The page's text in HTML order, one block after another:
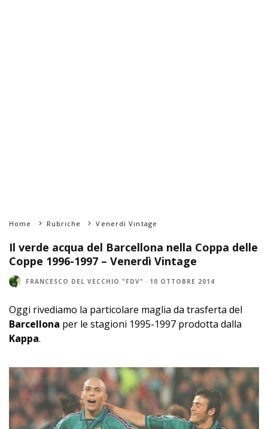
Home Rubriche Venerdì Vintage
Il verde acqua del Barcellona nella Coppa delle
Coppe 1996-1997 – Venerdì Vintage
FRANCESCO DEL VECCHIO "FDV" · 10 OTTOBRE 2014
Oggi rivediamo la particolare maglia da trasferta del
Barcellona per le stagioni 1995-1997 prodotta dalla
Kappa.